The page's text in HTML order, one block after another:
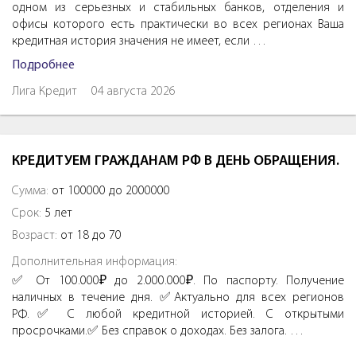
одном из серьезных и стабильных банков, отделения и
офисы которого есть практически во всех регионах Ваша
кредитная история значения не имеет, если …
Подробнее
Лига Кредит 04 августа 2026
КРЕДИТУЕМ ГРАЖДАНАМ РФ В ДЕНЬ ОБРАЩЕНИЯ.
Сумма: от 100000 до 2000000
Срок: 5 лет
Возраст: от 18 до 70
Дополнительная информация:
✅ От 100.000₽ до 2.000.000₽. По паспорту. Получение
наличных в течение дня. ✅Актуально для всех регионов
РФ.✅ С любой кредитной историей. С открытыми
просрочками.✅ Без справок о доходах. Без залога. …